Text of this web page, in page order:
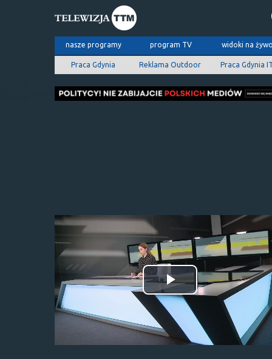
nasze programy program TV widoki na
Praca Gdynia Reklama Outdoor Praca Gdynia
Odtwórz
wideo